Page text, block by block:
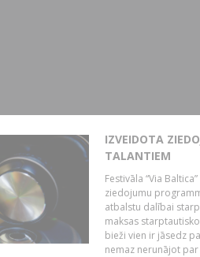
IZVEIDOTA
TALANTIEM
Festivāla “Via
ziedojumu
atbalstu dalībai
maksas
bieži vien ir jāsedz
nemaz nerunājot